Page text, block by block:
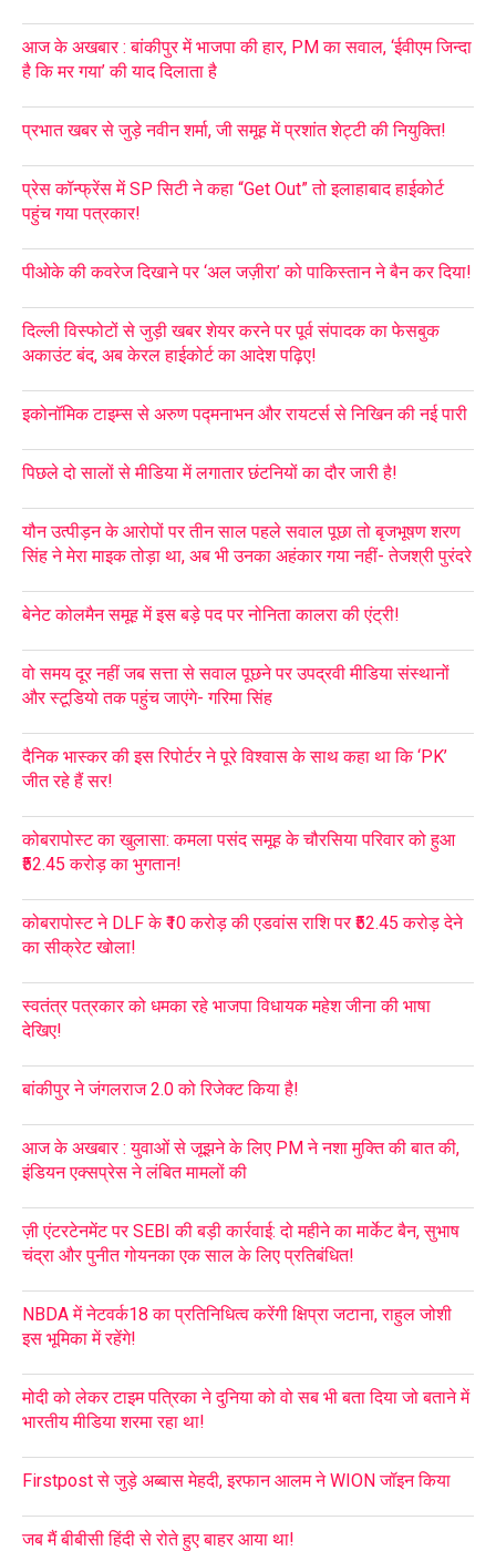
आज के अखबार : बांकीपुर में भाजपा की हार, PM का सवाल, ‘ईवीएम जिन्दा
है कि मर गया’ की याद दिलाता है
प्रभात खबर से जुड़े नवीन शर्मा, जी समूह में प्रशांत शेट्टी की नियुक्ति!
प्रेस कॉन्फ्रेंस में SP सिटी ने कहा “Get Out” तो इलाहाबाद हाईकोर्ट
पहुंच गया पत्रकार!
पीओके की कवरेज दिखाने पर ‘अल जज़ीरा’ को पाकिस्तान ने बैन कर दिया!
दिल्ली विस्फोटों से जुड़ी खबर शेयर करने पर पूर्व संपादक का फेसबुक
अकाउंट बंद, अब केरल हाईकोर्ट का आदेश पढ़िए!
इकोनॉमिक टाइम्स से अरुण पद्मनाभन और रायटर्स से निखिन की नई पारी
पिछले दो सालों से मीडिया में लगातार छंटनियों का दौर जारी है!
यौन उत्पीड़न के आरोपों पर तीन साल पहले सवाल पूछा तो बृजभूषण शरण
सिंह ने मेरा माइक तोड़ा था, अब भी उनका अहंकार गया नहीं- तेजश्री पुरंदरे
बेनेट कोलमैन समूह में इस बड़े पद पर नोनिता कालरा की एंट्री!
वो समय दूर नहीं जब सत्ता से सवाल पूछने पर उपद्रवी मीडिया संस्थानों
और स्टूडियो तक पहुंच जाएंगे- गरिमा सिंह
दैनिक भास्कर की इस रिपोर्टर ने पूरे विश्वास के साथ कहा था कि ‘PK’
जीत रहे हैं सर!
कोबरापोस्ट का खुलासा: कमला पसंद समूह के चौरसिया परिवार को हुआ
₹52.45 करोड़ का भुगतान!
कोबरापोस्ट ने DLF के ₹10 करोड़ की एडवांस राशि पर ₹52.45 करोड़ देने
का सीक्रेट खोला!
स्वतंत्र पत्रकार को धमका रहे भाजपा विधायक महेश जीना की भाषा
देखिए!
बांकीपुर ने जंगलराज 2.0 को रिजेक्ट किया है!
आज के अखबार : युवाओं से जूझने के लिए PM ने नशा मुक्ति की बात की,
इंडियन एक्सप्रेस ने लंबित मामलों की
ज़ी एंटरटेनमेंट पर SEBI की बड़ी कार्रवाई: दो महीने का मार्केट बैन, सुभाष
चंद्रा और पुनीत गोयनका एक साल के लिए प्रतिबंधित!
NBDA में नेटवर्क18 का प्रतिनिधित्व करेंगी क्षिप्रा जटाना, राहुल जोशी
इस भूमिका में रहेंगे!
मोदी को लेकर टाइम पत्रिका ने दुनिया को वो सब भी बता दिया जो बताने में
भारतीय मीडिया शरमा रहा था!
Firstpost से जुड़े अब्बास मेहदी, इरफान आलम ने WION जॉइन किया
जब मैं बीबीसी हिंदी से रोते हुए बाहर आया था!